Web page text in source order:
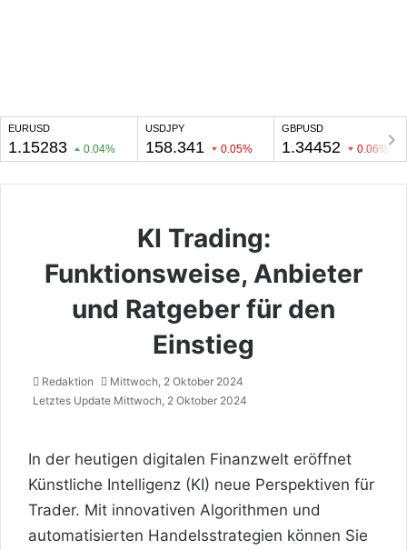
KI Trading:
Funktionsweise, Anbieter
und Ratgeber für den
Einstieg
Redaktion
Mittwoch, 2 Oktober 2024
Letztes Update Mittwoch, 2 Oktober 2024
In der heutigen digitalen Finanzwelt eröffnet
Künstliche Intelligenz (KI) neue Perspektiven für
Trader. Mit innovativen Algorithmen und
automatisierten Handelsstrategien können Sie